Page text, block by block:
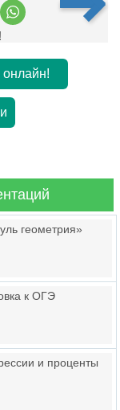
онлайн!
геометрия»
к ОГЭ
и проценты